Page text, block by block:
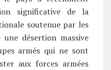
significative de la
soutenue par les
désertion massive
armés qui ne sont
aux forces armées